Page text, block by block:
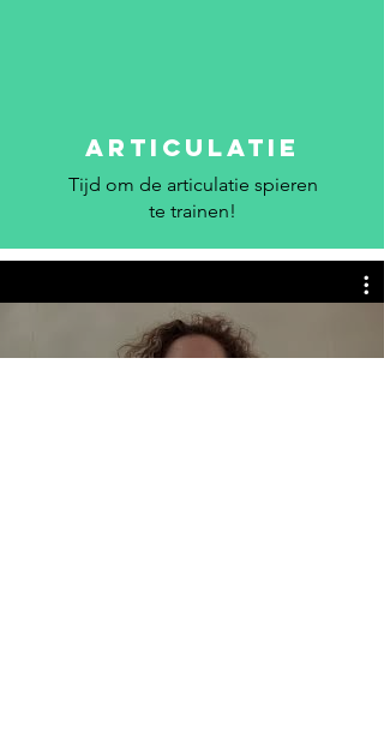
articulatie
Tijd om de articulatie spieren
te trainen!